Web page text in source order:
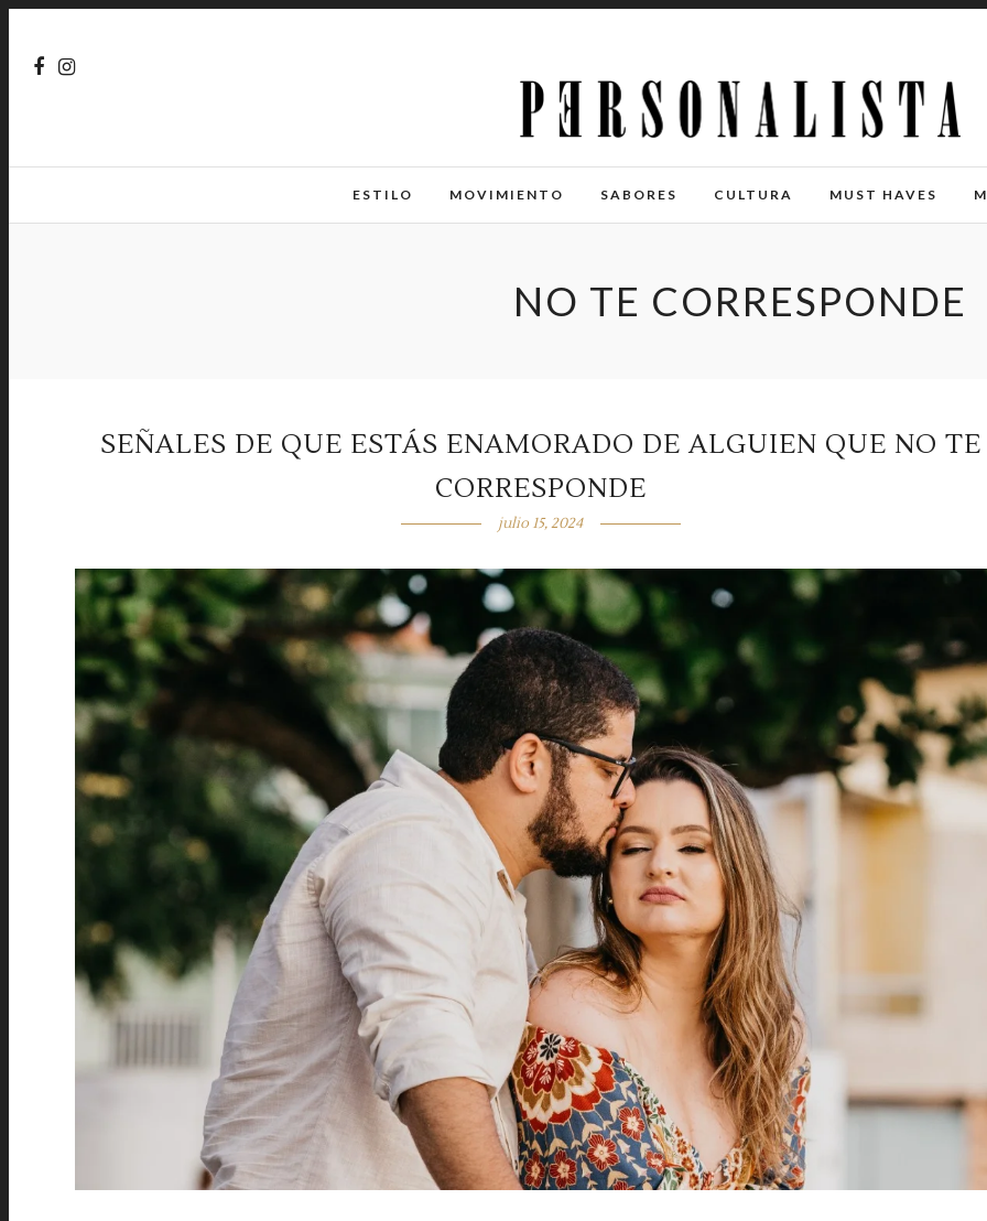
ESTILO MOVIMIENTO SABORES CULTURA MUST HAVES
NO TE CORRESPONDE
SEÑALES DE QUE ESTÁS ENAMORADO DE ALGUIEN QUE NO TE
CORRESPONDE
julio 15, 2024